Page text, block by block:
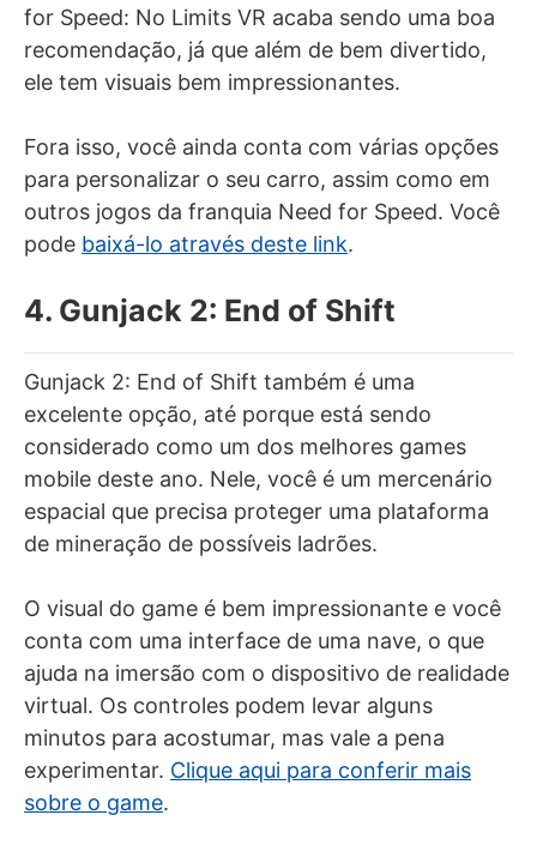
for Speed: No Limits VR acaba sendo uma boa
recomendação, já que além de bem divertido,
ele tem visuais bem impressionantes.
Fora isso, você ainda conta com várias opções
para personalizar o seu carro, assim como em
outros jogos da franquia Need for Speed. Você
pode baixá-lo através deste link.
4. Gunjack 2: End of Shift
Gunjack 2: End of Shift também é uma
excelente opção, até porque está sendo
considerado como um dos melhores games
mobile deste ano. Nele, você é um mercenário
espacial que precisa proteger uma plataforma
de mineração de possíveis ladrões.
O visual do game é bem impressionante e você
conta com uma interface de uma nave, o que
ajuda na imersão com o dispositivo de realidade
virtual. Os controles podem levar alguns
minutos para acostumar, mas vale a pena
experimentar. Clique aqui para conferir mais
sobre o game.